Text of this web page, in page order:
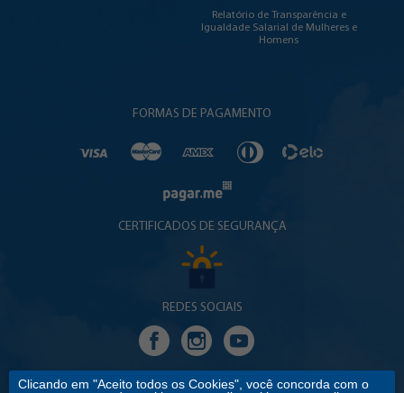
Relatório de Transparência e
Igualdade Salarial de Mulheres e
Homens
FORMAS DE PAGAMENTO
CERTIFICADOS DE SEGURANÇA
REDES SOCIAIS
Clicando em "Aceito todos os Cookies", você concorda com o